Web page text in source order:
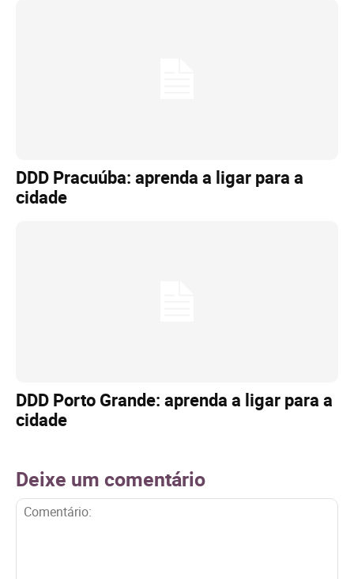
DDD Pracuúba: aprenda a ligar para a
cidade
DDD Porto Grande: aprenda a ligar para a
cidade
Deixe um comentário